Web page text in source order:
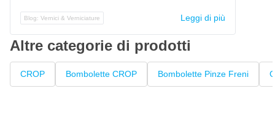
Blog: Vernici & Verniciature Leggi di più
Altre categorie di prodotti
CROP Bombolette CROP Bombolette Pinze Freni